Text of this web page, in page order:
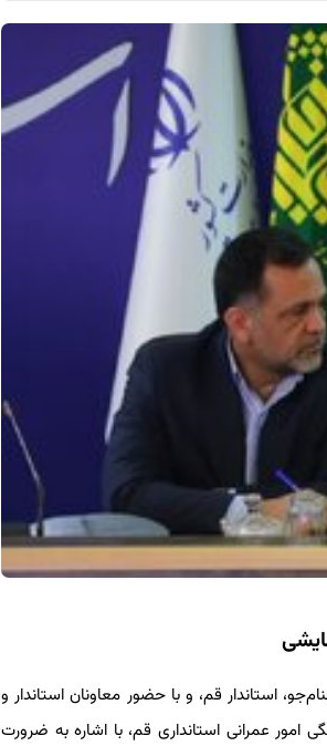
استاندار قم، و با حضور معاونان استاندار و
عمرانی استانداری قم، با اشاره به ضرورت